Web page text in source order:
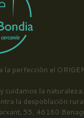
la perfección el
cuidamos la naturaleza.
la despoblación
55, 46180